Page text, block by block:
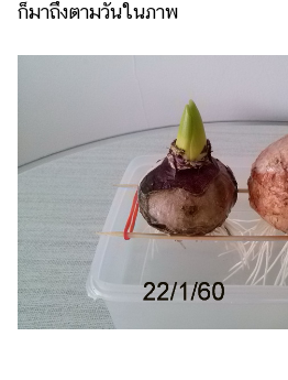
ก็มาถึงตามวันในภาพ